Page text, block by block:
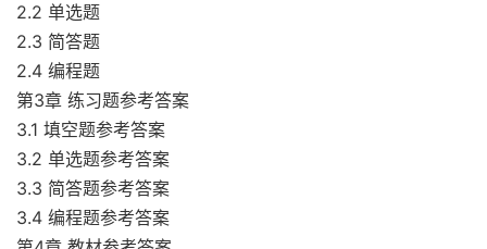
2.2 单选题
2.3 简答题
2.4 编程题
第3章 练习题参考答案
3.1 填空题参考答案
3.2 单选题参考答案
3.3 简答题参考答案
3.4 编程题参考答案